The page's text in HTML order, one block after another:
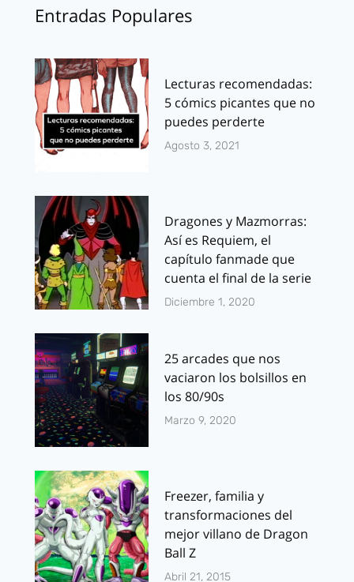
Entradas Populares
Lecturas recomendadas:
5 cómics picantes que no
puedes perderte
Agosto 3, 2021
Dragones y Mazmorras:
Así es Requiem, el
capítulo fanmade que
cuenta el final de la serie
Diciembre 1, 2020
25 arcades que nos
vaciaron los bolsillos en
los 80/90s
Marzo 9, 2020
Freezer, familia y
transformaciones del
mejor villano de Dragon
Ball Z
Abril 21, 2015